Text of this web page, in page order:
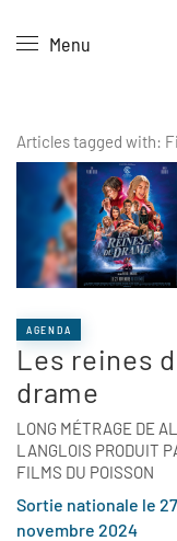
Skip to main
Menu
Articles tagged with:
AGENDA
Les reines
drame
LONG MÉTRAGE DE
LANGLOIS PRODUIT
FILMS DU POISSON
Sortie nationale le 27
novembre 2024
Panneau de gestion